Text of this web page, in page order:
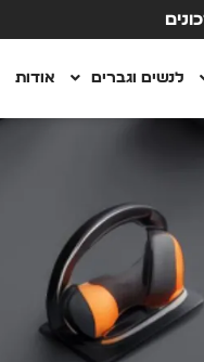
לנשים וגברים אודות